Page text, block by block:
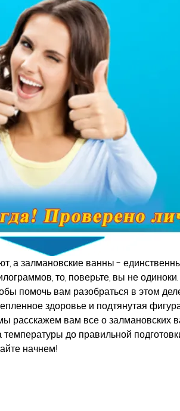
а залмановские ванны -
то, поверьте, вы не
помочь вам разобраться в этом
здоровье и подтянутая
расскажем вам все о залмановских
до правильной
начнем!